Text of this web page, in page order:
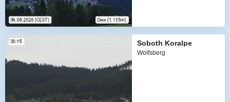
Soboth Koralpe
Wolfsberg